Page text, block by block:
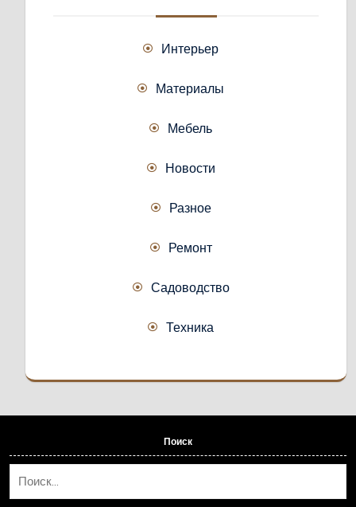
Интерьер
Материалы
Мебель
Новости
Разное
Ремонт
Садоводство
Техника
Поиск